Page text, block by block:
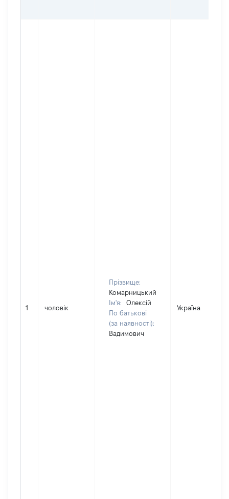
1 чоловік
Прізвище:
Комарницький
Ім'я:
Олексій
По батькові
(за наявності):
Вадимович
Україна